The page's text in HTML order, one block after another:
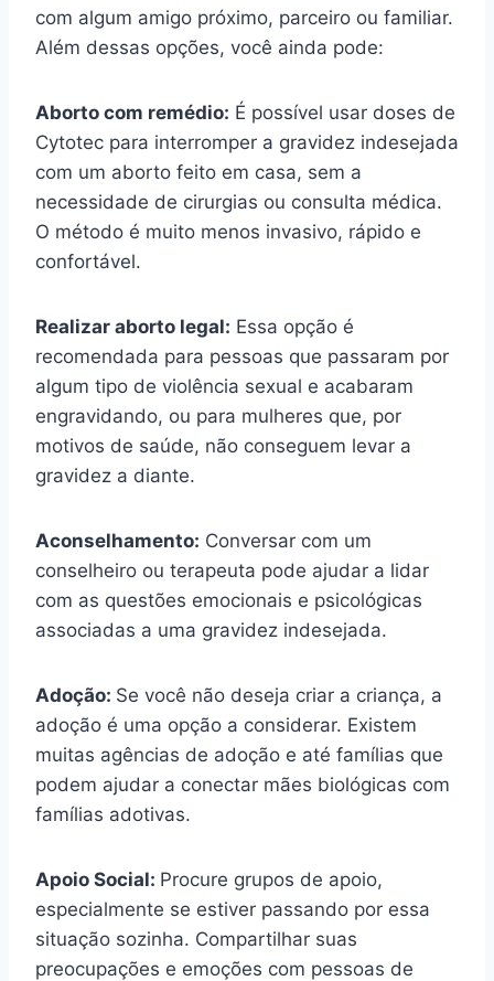
com algum amigo próximo, parceiro ou familiar.
Além dessas opções, você ainda pode:
Aborto com remédio: É possível usar doses de
Cytotec para interromper a gravidez indesejada
com um aborto feito em casa, sem a
necessidade de cirurgias ou consulta médica.
O método é muito menos invasivo, rápido e
confortável.
Realizar aborto legal: Essa opção é
recomendada para pessoas que passaram por
algum tipo de violência sexual e acabaram
engravidando, ou para mulheres que, por
motivos de saúde, não conseguem levar a
gravidez a diante.
Aconselhamento: Conversar com um
conselheiro ou terapeuta pode ajudar a lidar
com as questões emocionais e psicológicas
associadas a uma gravidez indesejada.
Adoção: Se você não deseja criar a criança, a
adoção é uma opção a considerar. Existem
muitas agências de adoção e até famílias que
podem ajudar a conectar mães biológicas com
famílias adotivas.
Apoio Social: Procure grupos de apoio,
especialmente se estiver passando por essa
situação sozinha. Compartilhar suas
preocupações e emoções com pessoas de